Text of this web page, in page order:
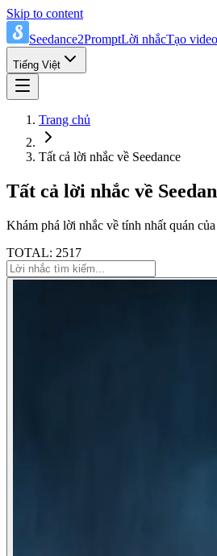
Skip to content
Seedance2PromptLời nhắcTạo video
Tiếng Việt
Trang chủ
Tất cả lời nhắc về Seedance
Tất cả lời nhắc về
Khám phá lời nhắc về tính nhất quán
TOTAL: 2517